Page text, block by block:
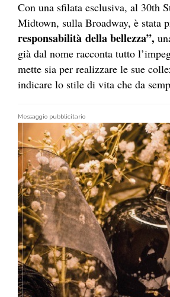
Con una sfilata esclusiva, al 30th
Midtown, sulla Broadway, è stata
responsabilità della bellezza”,
già dal nome racconta tutto
mette sia per realizzare le sue
indicare lo stile di vita che da
Messaggio pubblicitario